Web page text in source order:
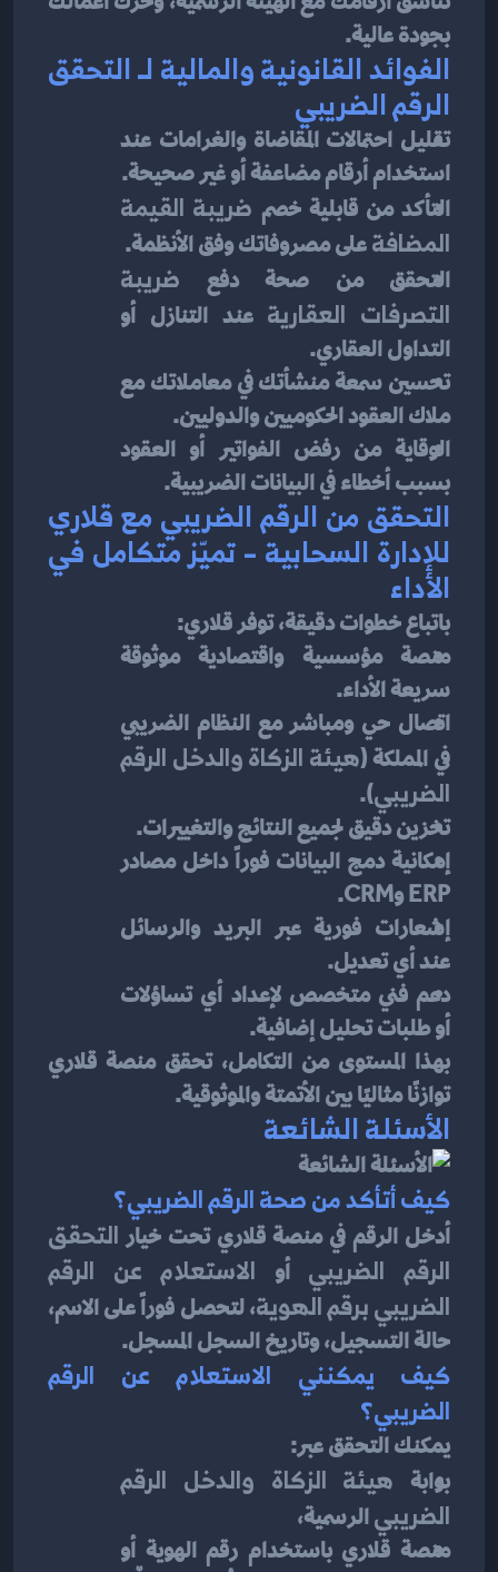
بجودة عالية.
الرقم الضريبي
تقليل احتمالات المقاضاة والغرامات عند
استخدام أرقام مضاعفة أو غير صحيحة.
التأكد من قابلية خصم
المضافة على مصروفاتك وفق الأنظمة.
التحقق من صحة دفع
التصرفات العقارية
التداول العقاري.
تحسين سمعة منشأتك في معاملاتك مع
ملاك العقود الحكوميين والدوليين.
الوقاية من رفض الفواتير أو العقود
بسبب أخطاء في البيانات الضريبية.
الأداء
باتباع خطوات دقيقة، توفر قلاري:
منصة مؤسسية واقتصادية موثوقة
سريعة الأداء.
في المملكة (
هيئة الزكاة والدخل الرقم
الضريبي).
تخزين دقيق لجميع النتائج والتغييرات.
إمكانية دمج البيانات فوراً داخل مصادر
ERP وCRM.
عند أي تعديل.
أو طلبات تحليل إضافية.
توازنًا مثاليًا بين الأتمتة والموثوقية.
الأسئلة الشائعة
كيف أتأكد من صحة الرقم الضريبي؟
أدخل الرقم في منصة قلاري تحت خيار
الرقم الضريبي أو
الضريبي برقم الهوية
حالة التسجيل، وتاريخ السجل المسجل.
الضريبي؟
يمكنك التحقق عبر:
بوابة
هيئة الزكاة والدخل الرقم
الضريبي الرسمية،